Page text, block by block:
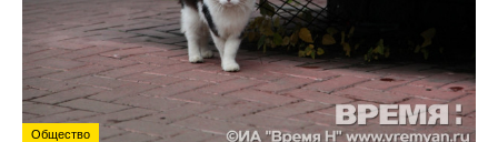
Общество